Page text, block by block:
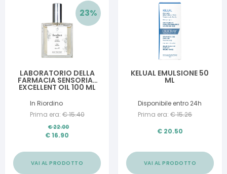
23%
LABORATORIO DELLA
FARMACIA SENSORIAL
EXCELLENT OIL 100 ML
In Riordino
Prima era: €15.40
€22.00
€16.90
VAI AL PRODOTTO
KELUAL EMULSIONE 50
ML
Disponibile entro 24h
Prima era: €15.26
€ 20.50
VAI AL PRODOTTO